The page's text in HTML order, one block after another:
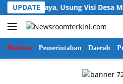
Langsung
ke
konten
UPDATEUsung Visi Desa Maju,
Hukrim Pemerintahan Daerah